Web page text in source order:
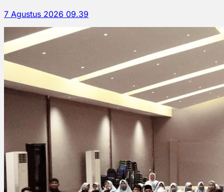
7 Agustus 2026 09.39